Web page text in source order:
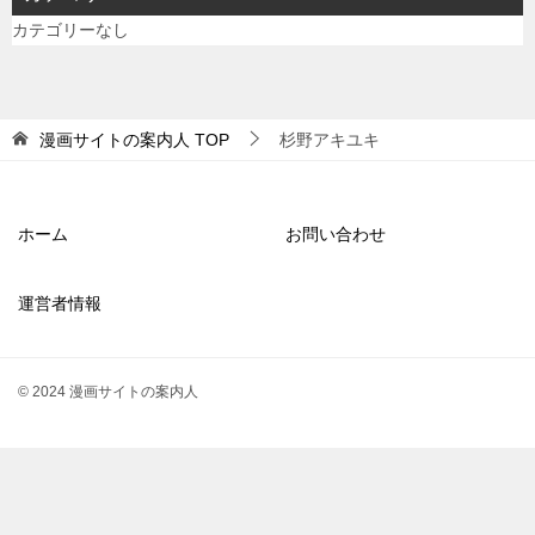
カテゴリーなし
漫画サイトの案内人 TOP 杉野アキユキ
ホーム お問い合わせ
運営者情報
© 2024 漫画サイトの案内人